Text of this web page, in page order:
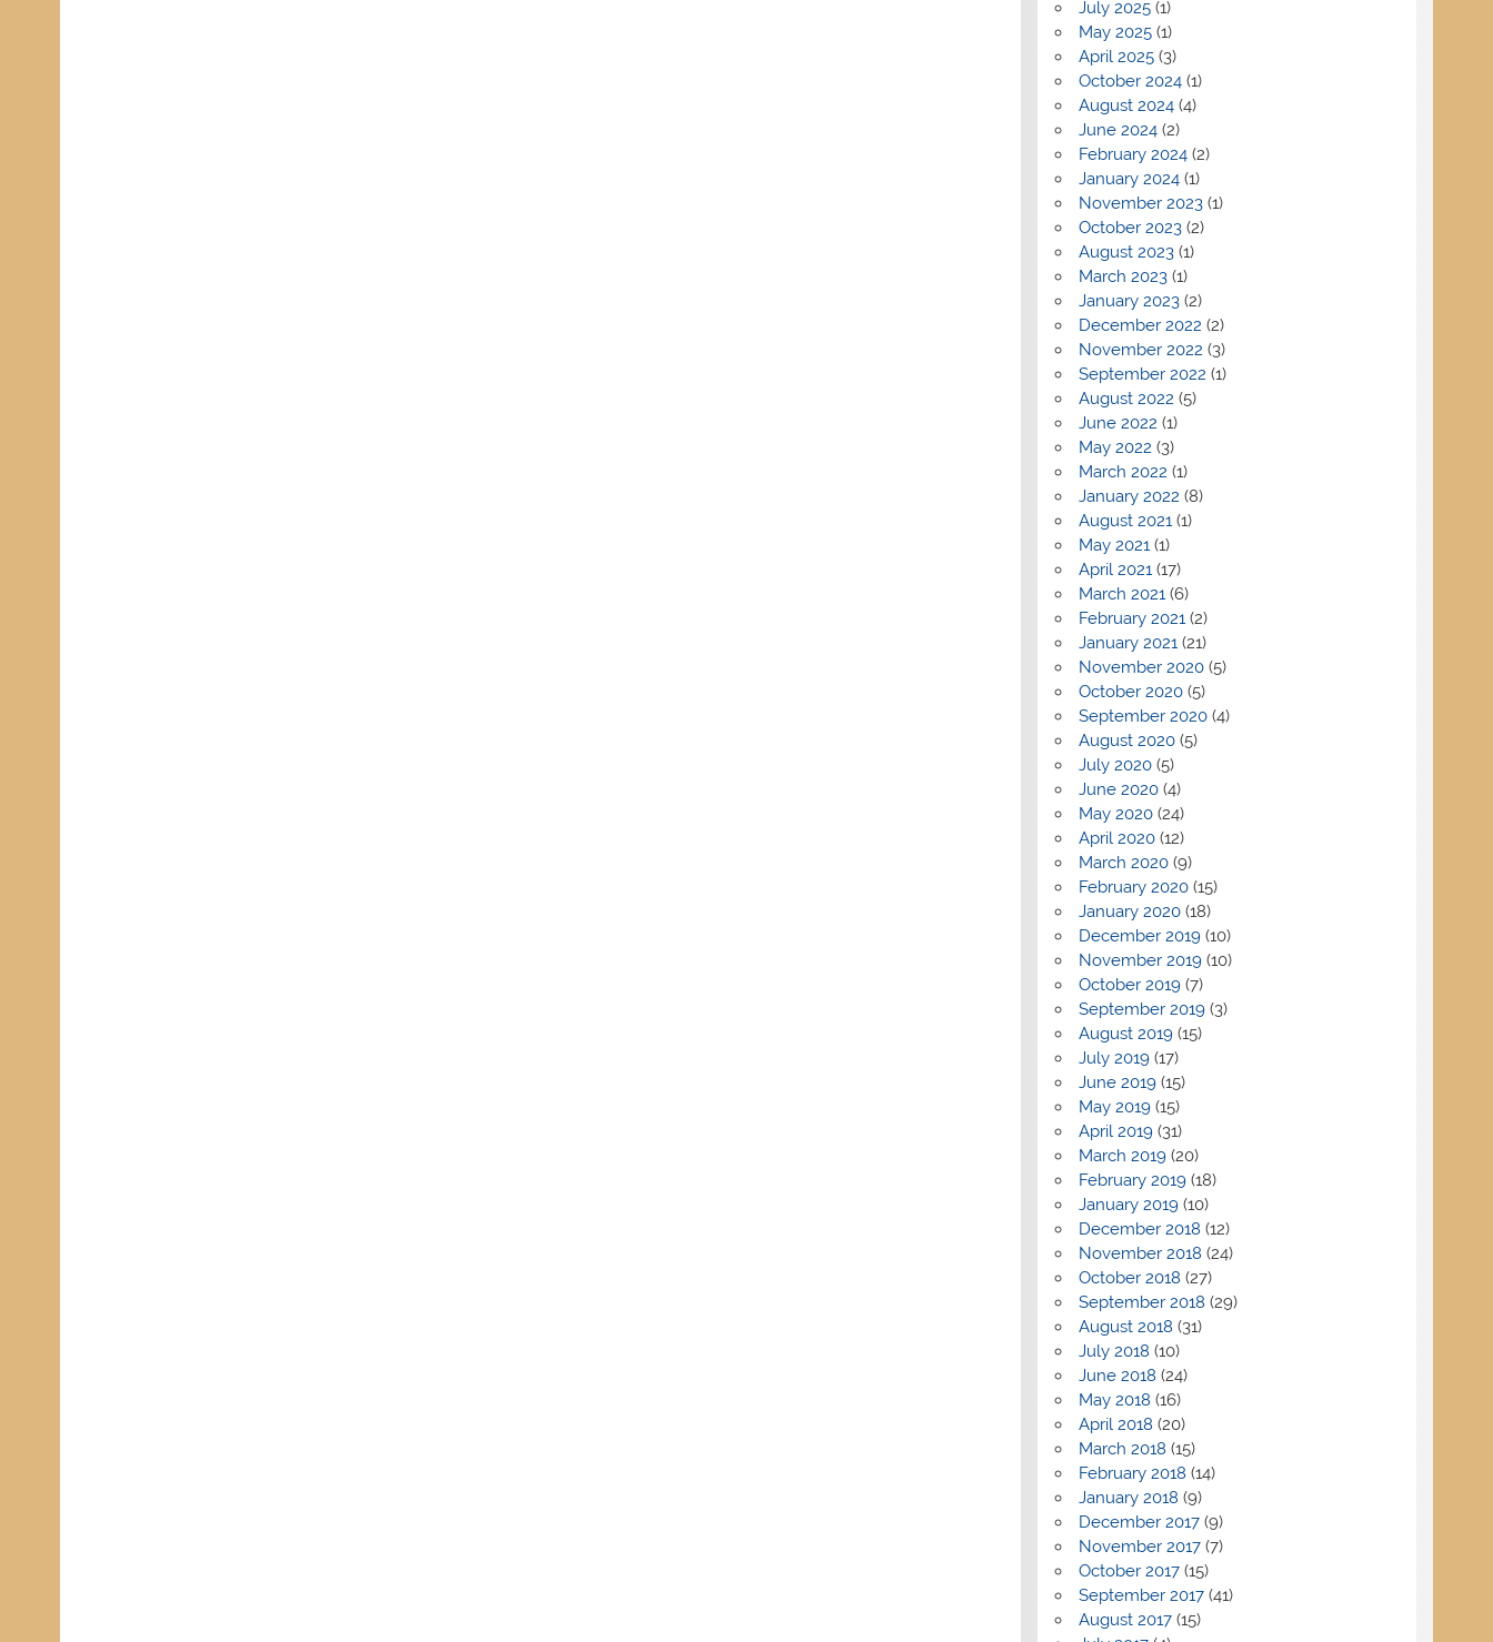
July 2025(1)
May 2025(1)
April 2025(3)
October 2024(1)
August 2024(4)
June 2024(2)
February 2024(2)
January 2024(1)
November 2023(1)
October 2023(2)
August 2023(1)
March 2023(1)
January 2023(2)
December 2022 (2)
November 2022 (3)
September 2022 (1)
August 2022 (5)
June 2022 (1)
May 2022 (3)
March 2022 (1)
January 2022 (8)
August 2021(1)
May 2021(1)
April 2021(17)
March 2021(6)
February 2021(2)
January 2021(21)
November 2020(5)
October 2020(5)
September 2020(4)
August 2020(5)
July 2020(5)
June 2020(4)
May 2020(24)
April 2020(12)
March 2020(9)
February 2020(15)
January 2020(18)
December 2019(10)
November 2019(10)
October 2019(7)
September 2019(3)
August 2019(15)
July 2019(17)
June 2019(15)
May 2019(15)
April 2019(31)
March 2019(20)
February 2019(18)
January 2019(10)
December 2018 (12)
November 2018 (24)
October 2018 (27)
September 2018 (29)
August 2018 (31)
July 2018 (10)
June 2018 (24)
May 2018 (16)
April 2018 (20)
March 2018 (15)
February 2018 (14)
January 2018 (9)
December 2017(9)
November 2017(7)
October 2017(15)
September 2017(41)
August 2017(15)